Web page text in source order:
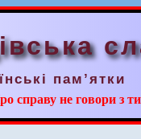
пам’ятки
справу не говори з